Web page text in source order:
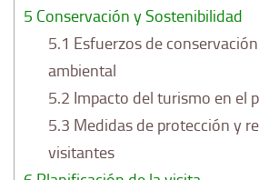
5 Conservación y Sostenibilidad
5.1 Esfuerzos de
ambiental
5.2 Impacto del turismo en el
5.3 Medidas de protección y
visitantes